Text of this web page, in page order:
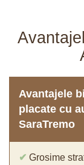
Avantajele
placate cu
SaraTremo
✔ Grosime